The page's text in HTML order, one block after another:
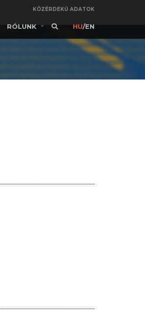
KÖZÉRDEKŰ ADATOK
RÓLUNK HU/EN